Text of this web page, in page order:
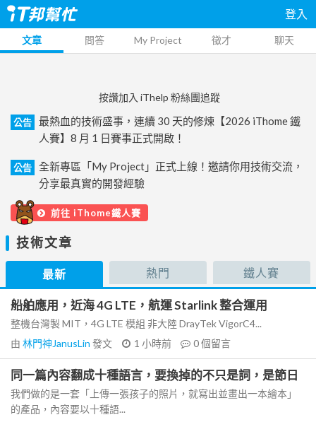
登入
文章 問答 My Project 徵才 聊天
按讚加入 iThelp 粉絲團追蹤
公告
最熱血的技術盛事，連續 30 天的修煉【2026 iThome 鐵
人賽】8 月 1 日賽事正式開啟！
公告
全新專區「My Project」正式上線！邀請你用技術交流，
分享最真實的開發經驗
前往 iThome鐵人賽
技術文章
最新 熱門 鐵人賽
船舶應用，近海 4G LTE，航運 Starlink 整合運用
整機台灣製 MIT，4G LTE 模組 非大陸 DrayTek VigorC4...
由 林門神JanusLin 發文 1 小時前 0個留言
同一篇內容翻成十種語言，要換掉的不只是詞，是節日
我們做的是一套「上傳一張孩子的照片，就寫出並畫出一本繪本」
的產品，內容要以十種語...